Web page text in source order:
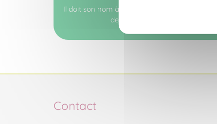
Il doit son nom à M. Chupin, meunier, à l’origine
de sa construction.
Contact